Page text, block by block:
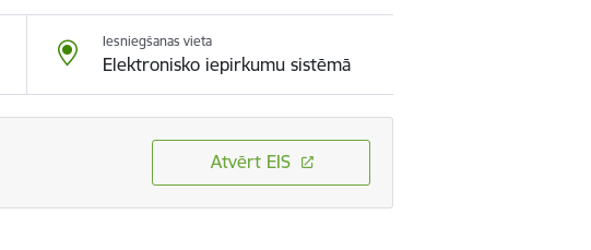
Iesniegšanas vieta
Elektronisko iepirkumu sistēmā
Atvērt EIS